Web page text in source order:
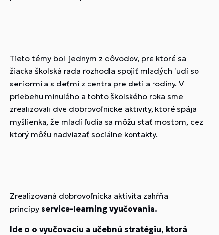
Tieto témy boli jedným z dôvodov, pre ktoré sa
žiacka školská rada rozhodla spojiť mladých ľudí so
seniormi a s deťmi z centra pre deti a rodiny. V
priebehu minulého a tohto školského roka sme
zrealizovali dve dobrovoľnícke aktivity, ktoré spája
myšlienka, že mladí ľudia sa môžu stať mostom, cez
ktorý môžu nadviazať sociálne kontakty.
Zrealizovaná dobrovoľnícka aktivita zahŕňa
princípy service-learning vyučovania.
Ide o o vyučovaciu a učebnú stratégiu, ktorá